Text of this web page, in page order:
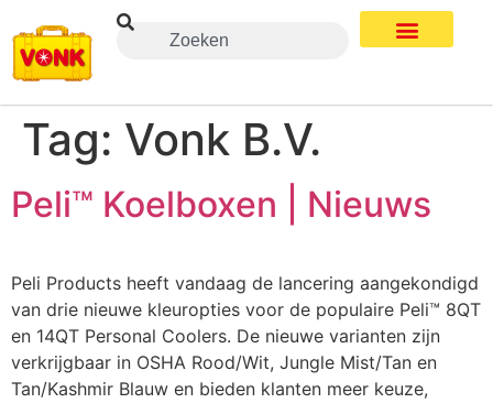
Tag: Vonk B.V.
Peli™ Koelboxen | Nieuws
Peli Products heeft vandaag de lancering aangekondigd
van drie nieuwe kleuropties voor de populaire Peli™ 8QT
en 14QT Personal Coolers. De nieuwe varianten zijn
verkrijgbaar in OSHA Rood/Wit, Jungle Mist/Tan en
Tan/Kashmir Blauw en bieden klanten meer keuze,